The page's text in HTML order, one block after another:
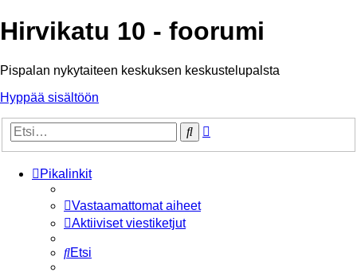
Hirvikatu 10 - foorumi
Pispalan nykytaiteen keskuksen keskustelupalsta
Hyppää sisältöön
Etsi
Pikalinkit
Vastaamattomat aiheet
Aktiiviset viestiketjut
Etsi